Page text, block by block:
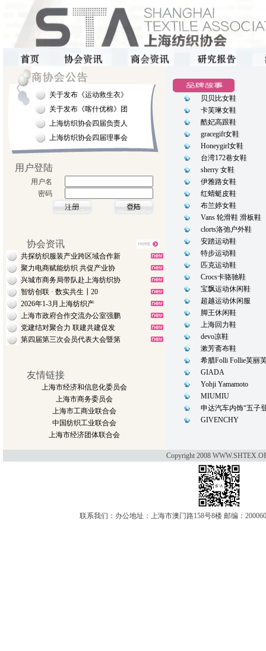
关于发布《运动救生衣》
关于发布《喀什优棉》团
上海纺织协会四届负责人
上海纺织协会四届理事会
用户登陆
用户名
密码
协会资讯
共探纺织服装产业跨区域合作新
聚力电商赋能纺织 共促产业协
兴城市商务局带队赴上海纺织协
智纺创联 · 数实共生┃20
2026年1-3月上海纺织产
上海市政府合作交流办公室强鹏
党建结对聚合力 联建共建促发
第四届第三次会员代表大会暨第
友情链接
上海市经济和信息化委员会
上海市商务委员会
上海市工商业联合会
中国纺织工业联合会
上海市经济团体联合会
贝贝比女鞋
卡芙琳女鞋
酷妃高跟鞋
gracegift女鞋
Honeygirl女鞋
台湾172巷女鞋
sherry 女鞋
伊雅路女鞋
红蜻蜓皮鞋
布兰婷女鞋
Vans 轮滑鞋 滑板鞋
clorts洛弛户外鞋
安踏运动鞋
特步运动鞋
匹克运动鞋
Crocs卡骆驰鞋
宝飘运动休闲鞋
超越运动休闲服
脚王休闲鞋
上海回力鞋
devo凉鞋
漱芳斋布鞋
希腊Folli Follie芙丽
GIADA
Yohji Yamamoto
MIUMIU
申达汽车内饰“五子
GIVENCHY
Copyright 2008
联系我们：办公地址：上海市澳门路158号8楼 邮编：